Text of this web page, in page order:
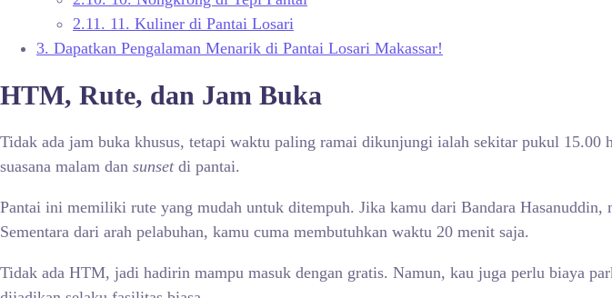
2.11. 11. Kuliner di Pantai Losari
3. Dapatkan Pengalaman Menarik di Pantai Losari Makassar!
HTM, Rute, dan Jam Buka
Tidak ada jam buka khusus, tetapi waktu paling ramai dikunjungi ialah sekitar pukul
suasana malam dan sunsetdi pantai.
Pantai ini memiliki rute yang mudah untuk ditempuh. Jika kamu dari Bandara
Sementara dari arah pelabuhan, kamu cuma membutuhkan waktu 20 menit saja.
Tidak ada HTM, jadi hadirin mampu masuk dengan gratis. Namun, kau juga perlu biaya